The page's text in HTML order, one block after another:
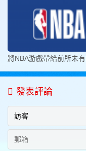
將NBA游戲帶給前所未
發表評論